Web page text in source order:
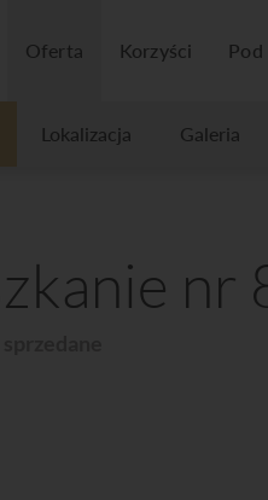
Oferta Korzyści
Lokalizacja Galeria
nr